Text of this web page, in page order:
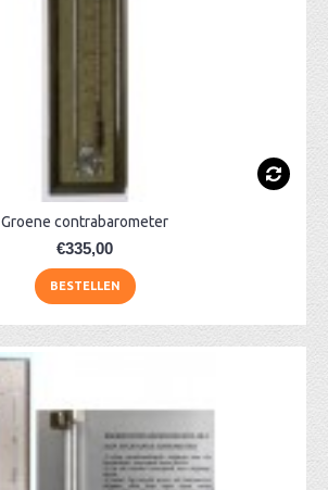
Groene contrabarometer
€335,00
BESTELLEN